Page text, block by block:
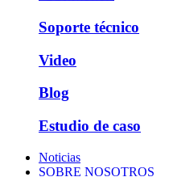
Soporte técnico
Video
Blog
Estudio de caso
Noticias
SOBRE NOSOTROS